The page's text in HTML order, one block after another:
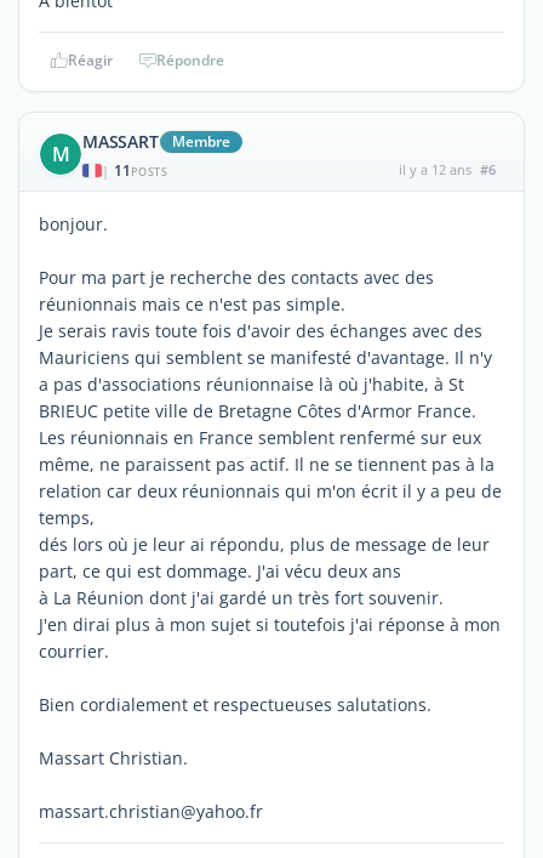
Réagir Répondre
M MASSART Membre
| 11 POSTS il y a 12 ans #6
bonjour.
Pour ma part je recherche des contacts avec des
réunionnais mais ce n'est pas simple.
Je serais ravis toute fois d'avoir des échanges avec des
Mauriciens qui semblent se manifesté d'avantage. Il n'y
a pas d'associations réunionnaise là où j'habite, à St
BRIEUC petite ville de Bretagne Côtes d'Armor France.
Les réunionnais en France semblent renfermé sur eux
même, ne paraissent pas actif. Il ne se tiennent pas à la
relation car deux réunionnais qui m'on écrit il y a peu de
temps,
dés lors où je leur ai répondu, plus de message de leur
part, ce qui est dommage. J'ai vécu deux ans
à La Réunion dont j'ai gardé un très fort souvenir.
J'en dirai plus à mon sujet si toutefois j'ai réponse à mon
courrier.
Bien cordialement et respectueuses salutations.
Massart Christian.
massart.christian@yahoo.fr